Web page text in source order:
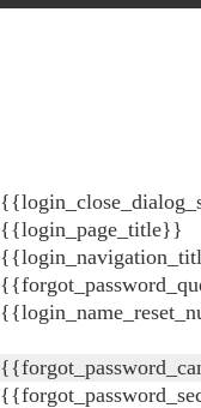
{{login_page_title}}